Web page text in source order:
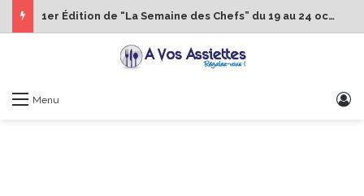
1er Édition de “La Semaine des Chefs” du 19 au 24 octobre 2026
Menu